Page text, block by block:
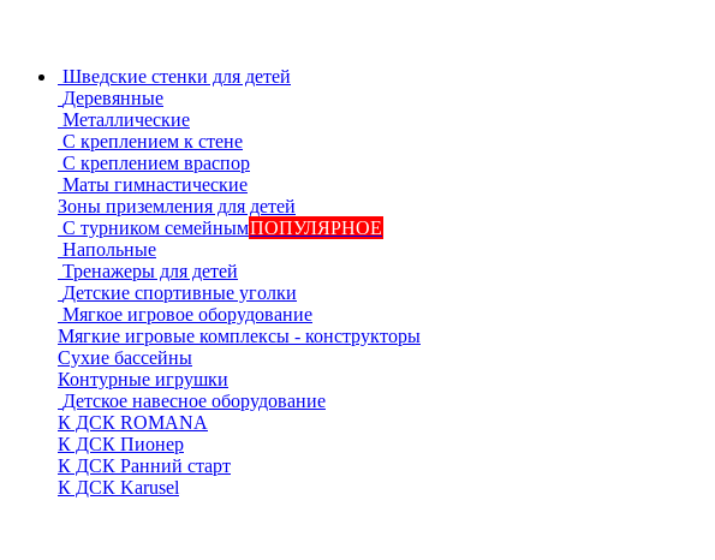
Шведские стенки для детей
Деревянные
Металлические
С креплением к стене
С креплением враспор
Маты гимнастические
Зоны приземления для детей
С турником семейнымПОПУЛЯРНОЕ
Напольные
Тренажеры для детей
Детские спортивные уголки
Мягкое игровое оборудование
Мягкие игровые комплексы - конструкторы
Сухие бассейны
Контурные игрушки
Детское навесное оборудование
К ДСК ROMANA
К ДСК Пионер
К ДСК Ранний старт
К ДСК Karusel